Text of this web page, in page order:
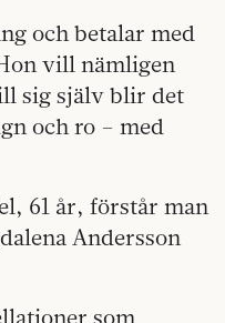
och betalar med
vill nämligen
sig själv blir det
och ro – med
61 år, förstår man
Andersson
som